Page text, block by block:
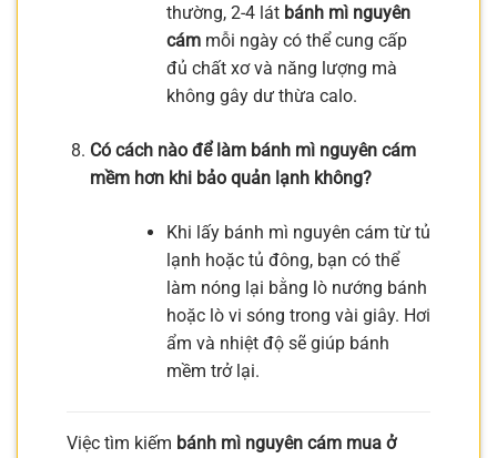
thường, 2-4 lát bánh mì nguyên
cámmỗi ngày có thể cung cấp
đủ chất xơ và năng lượng mà
không gây dư thừa calo.
Có cách nào để làm bánh mì nguyên cám
mềm hơn khi bảo quản lạnh không?
Khi lấy bánh mì nguyên cám từ tủ
lạnh hoặc tủ đông, bạn có thể
làm nóng lại bằng lò nướng bánh
hoặc lò vi sóng trong vài giây. Hơi
ẩm và nhiệt độ sẽ giúp bánh
mềm trở lại.
Việc tìm kiếm bánh mì nguyên cám mua ở